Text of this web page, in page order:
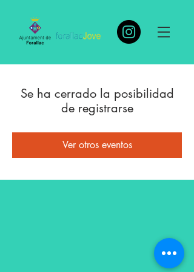
Se ha cerrado la posibilidad
de registrarse
Ver otros eventos